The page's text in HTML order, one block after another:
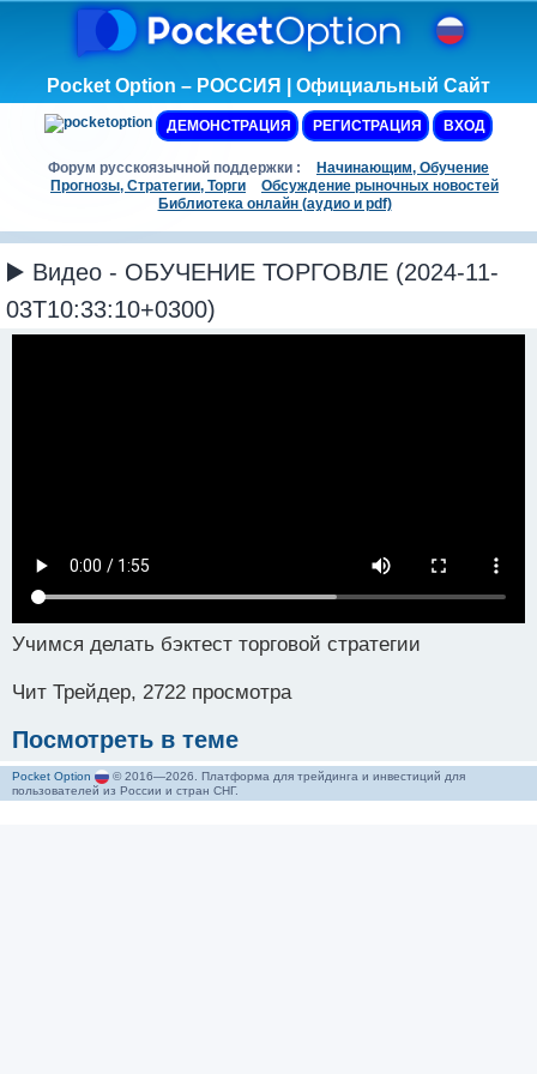
Pocket Option – РОССИЯ | Официальный Сайт
ДЕМОНСТРАЦИЯ РЕГИСТРАЦИЯ ВХОД
Форум русскоязычной поддержки :
Начинающим, Обучение
Прогнозы, Стратегии, Торги
Обсуждение рыночных новостей
Библиотека онлайн (аудио и pdf)
▶️ Видео - ОБУЧЕНИЕ ТОРГОВЛЕ (2024-11-
03T10:33:10+0300)
Учимся делать бэктест торговой стратегии
Чит Трейдер, 2722 просмотра
Посмотреть в теме
Pocket Option
© 2016—2026. Платформа для трейдинга и инвестиций для
пользователей из России и стран СНГ.